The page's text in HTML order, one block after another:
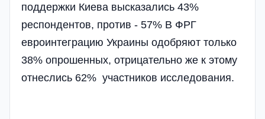
поддержки Киева высказались 43%
респондентов, против - 57% В ФРГ
евроинтеграцию Украины одобряют только
38% опрошенных, отрицательно же к этому
отнеслись 62% участников исследования.